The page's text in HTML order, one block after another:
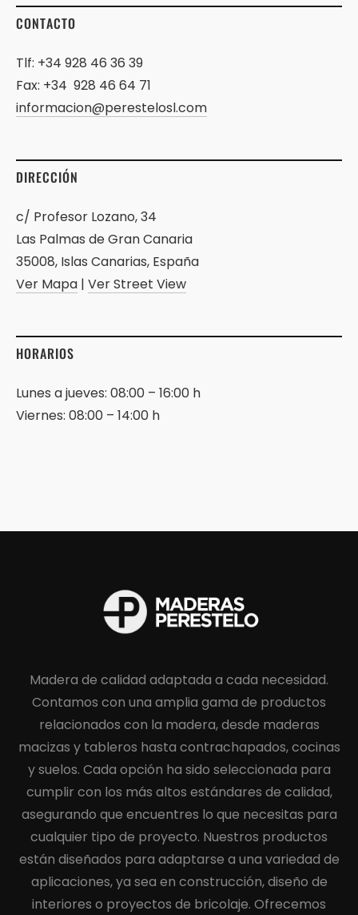
CONTACTO
Tlf: +34 928 46 36 39
Fax: +34 928 46 64 71
informacion@perestelosl.com
DIRECCIÓN
c/ Profesor Lozano, 34
Las Palmas de Gran Canaria
35008, Islas Canarias, España
Ver Mapa | Ver Street View
HORARIOS
Lunes a jueves: 08:00 – 16:00 h
Viernes: 08:00 – 14:00 h
Madera de calidad adaptada a cada necesidad.
Contamos con una amplia gama de productos
relacionados con la madera, desde maderas
macizas y tableros hasta contrachapados, cocinas
y suelos. Cada opción ha sido seleccionada para
cumplir con los más altos estándares de calidad,
asegurando que encuentres lo que necesitas para
cualquier tipo de proyecto. Nuestros productos
están diseñados para adaptarse a una variedad de
aplicaciones, ya sea en construcción, diseño de
interiores o proyectos de bricolaje. Ofrecemos